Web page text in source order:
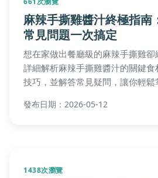
麻辣手撕雞醬汁終極指南
常見問題一次搞定
想在家做出餐廳級的麻辣手撕雞
詳細解析麻辣手撕雞醬汁的關鍵
技巧，並解答常見疑問，讓你輕鬆
發布日期：2026-05-12
1438次瀏覽